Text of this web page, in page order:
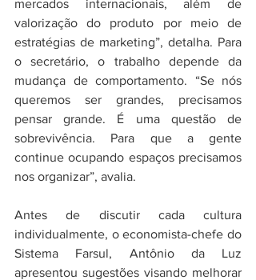
mercados internacionais, além de
valorização do produto por meio de
estratégias de marketing”, detalha. Para
o secretário, o trabalho depende da
mudança de comportamento. “Se nós
queremos ser grandes, precisamos
pensar grande. É uma questão de
sobrevivência. Para que a gente
continue ocupando espaços precisamos
nos organizar”, avalia.
Antes de discutir cada cultura
individualmente, o economista-chefe do
Sistema Farsul, Antônio da Luz
apresentou sugestões visando melhorar